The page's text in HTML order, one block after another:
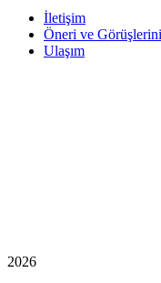
İletişim
Öneri ve
Ulaşım
2026